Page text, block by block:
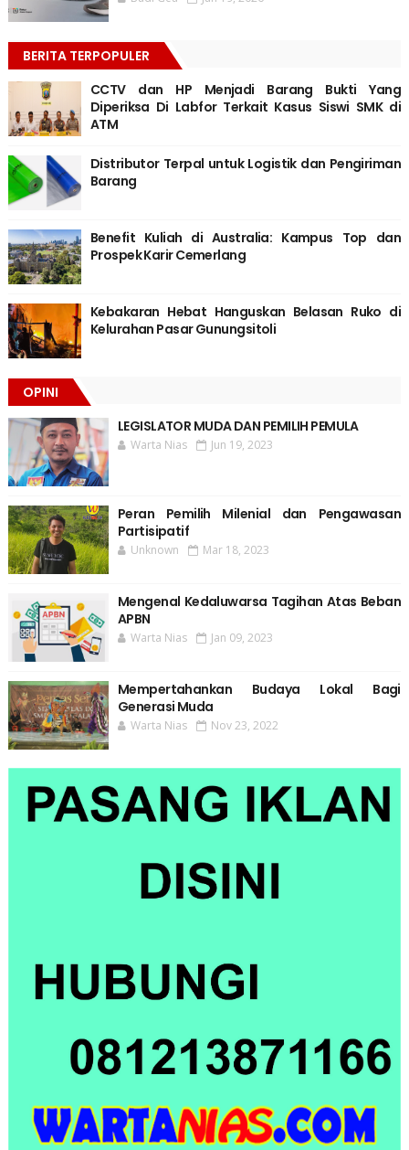
BERITA TERPOPULER
CCTV dan HP Menjadi Barang Bukti Yang
Diperiksa Di Labfor Terkait Kasus Siswi SMK di
ATM
Distributor Terpal untuk Logistik dan Pengiriman
Barang
Benefit Kuliah di Australia: Kampus Top dan
Prospek Karir Cemerlang
Kebakaran Hebat Hanguskan Belasan Ruko di
Kelurahan Pasar Gunungsitoli
OPINI
LEGISLATOR MUDA DAN PEMILIH PEMULA
Warta Nias Jun 19, 2023
Peran Pemilih Milenial dan Pengawasan
Partisipatif
Unknown Mar 18, 2023
Mengenal Kedaluwarsa Tagihan Atas Beban
APBN
Warta Nias Jan 09, 2023
Mempertahankan Budaya Lokal Bagi
Generasi Muda
Warta Nias Nov 23, 2022